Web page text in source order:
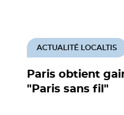
Paris obtient
"Paris sans fil"
ACTUALITÉ LOCALTIS